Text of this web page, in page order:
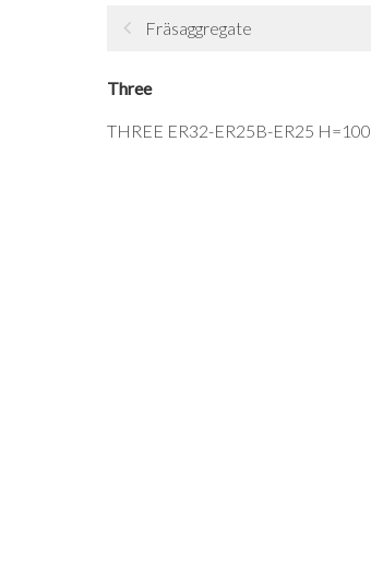
Fräsaggregate
Three
THREE ER32-ER25B-ER25 H=100